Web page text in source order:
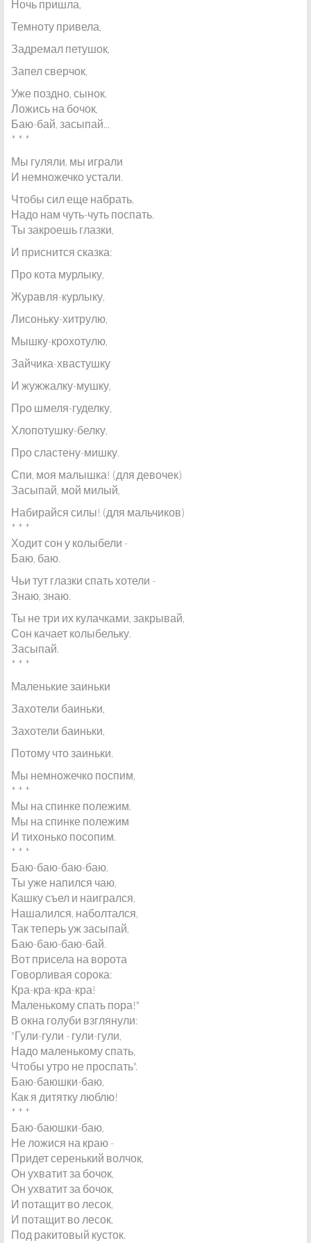
Ночь пришла,
Темноту привела,
Задремал петушок,
Запел сверчок,
Уже поздно, сынок,
Ложись на бочок,
Баю-бай, засыпай...
* * *
Мы гуляли, мы играли
И немножечко устали.
Чтобы сил еще набрать,
Надо нам чуть-чуть поспать.
Ты закроешь глазки,
И приснится сказка:
Про кота мурлыку,
Журавля-курлыку,
Лисоньку-хитрулю,
Мышку-крохотулю,
Зайчика-хвастушку
И жужжалку-мушку,
Про шмеля-гуделку,
Хлопотушку-белку,
Про сластену-мишку.
Спи, моя малышка! (для девочек)
Засыпай, мой милый,
Набирайся силы! (для мальчиков)
* * *
Ходит сон у колыбели -
Баю, баю.
Чьи тут глазки спать хотели -
Знаю, знаю.
Ты не три их кулачками, закрывай,
Сон качает колыбельку.
Засыпай.
* * *
Маленькие заиньки
Захотели баиньки,
Захотели баиньки,
Потому что заиньки.
Мы немножечко поспим,
* * *
Мы на спинке полежим.
Мы на спинке полежим
И тихонько посопим.
* * *
Баю-баю-баю-баю,
Ты уже напился чаю,
Кашку съел и наигрался,
Нашалился, наболтался,
Так теперь уж засыпай,
Баю-баю-баю-бай.
Вот присела на ворота
Говорливая сорока:
Кра-кра-кра-кра!
Маленькому спать пора!"
В окна голуби взглянули:
"Гули-гули - гули-гули,
Надо маленькому спать,
Чтобы утро не проспать".
Баю-баюшки-баю,
Как я дитятку люблю!
* * *
Баю-баюшки-баю,
Не ложися на краю -
Придет серенький волчок,
Он ухватит за бочок,
Он ухватит за бочок,
И потащит во лесок,
И потащит во лесок,
Под ракитовый кусток.